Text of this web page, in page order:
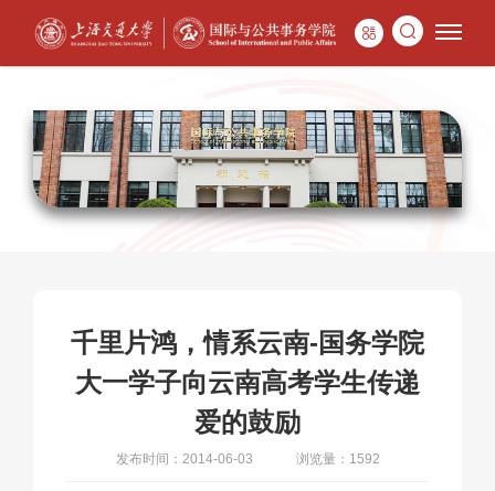
千里片鸿，情系云南-国务学院
大一学子向云南高考学生传递
爱的鼓励
发布时间：2014-06-03 浏览量：1592